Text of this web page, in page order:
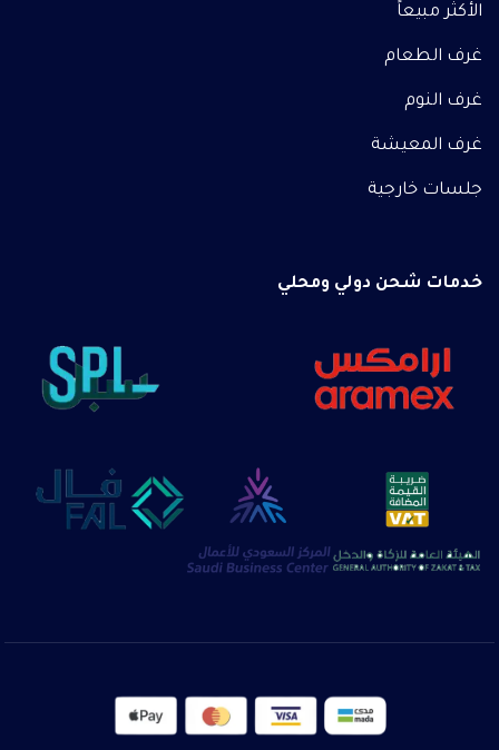
الأكثر مبيعاً
غرف الطعام
غرف النوم
غرف المعيشة
جلسات خارجية
خدمات شحن دولي ومحلي